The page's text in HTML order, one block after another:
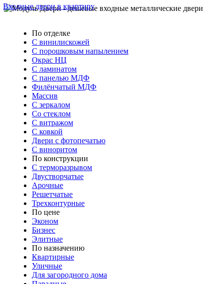
Входные двери в квартиру
По отделке
С винилискожей
С порошковым напылением
Окрас НЦ
С ламинатом
С панелью МДФ
Филёнчатый МДФ
Массив
С зеркалом
Со стеклом
С витражом
С ковкой
Двери с фотопечатью
С виноритом
По конструкции
С терморазрывом
Двустворчатые
Арочные
Решетчатые
Трехконтурные
По цене
Эконом
Бизнес
Элитные
По назначению
Квартирные
Уличные
Для загородного дома